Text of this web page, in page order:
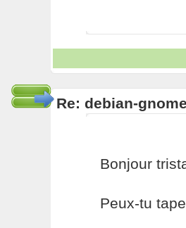
Re: debian-
Bonjour
Peux-tu